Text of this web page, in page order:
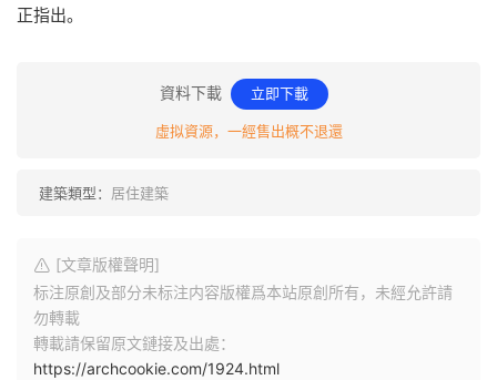
正指出。
資料下載 立即下載
虛拟資源，一經售出概不退還
建築類型： 居住建築
[文章版權聲明]
标注原創及部分未标注内容版權爲本站原創所有，未經允許請
勿轉載
轉載請保留原文鏈接及出處：
https://archcookie.com/1924.html